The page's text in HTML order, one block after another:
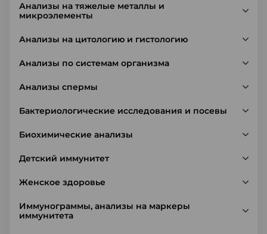
Анализы на тяжелые металлы и
микроэлементы
Анализы на цитологию и гистологию
Анализы по системам организма
Анализы спермы
Бактериологические исследования и посевы
Биохимические анализы
Детский иммунитет
Женское здоровье
Иммунограммы, анализы на маркеры
иммунитета